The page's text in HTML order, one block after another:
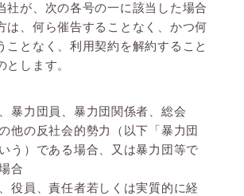
社が、次の各号の一に該当した場合
は、何ら催告することなく、かつ何
ことなく、利用契約を解約すること
とします。
暴力団員、暴力団関係者、総会
他の反社会的勢力（以下「暴力団
う）である場合、又は暴力団等で
合
役員、責任者若しくは実質的に経